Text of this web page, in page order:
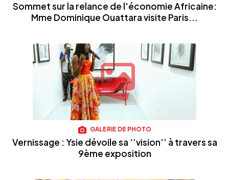
Sommet sur la relance de l'économie Africaine:
Mme Dominique Ouattara visite Paris...
GALERIE DE PHOTO
Vernissage : Ysie dévoile sa ‘’vision’’ à travers sa
9ème exposition